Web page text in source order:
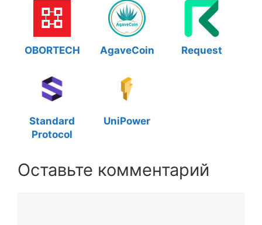
OBORTECH AgaveCoin Request
Standard
Protocol
UniPower
Оставьте комментарий